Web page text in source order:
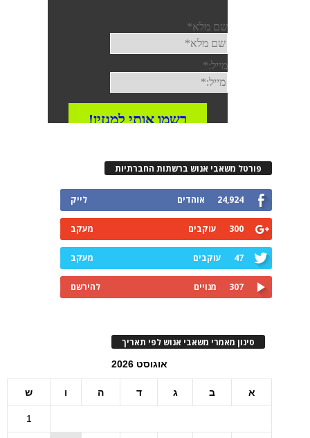
פורטל משאבי אנוש ברשתות החברתיות
24,924 אוהדים לייק
300 עוקבים מעקב
47 עוקבים מעקב
307 מנויים להירשם
סינון מאמרי משאבי אנוש לפי תאריך
אוגוסט 2026
א ב ג ד ה ו ש
1